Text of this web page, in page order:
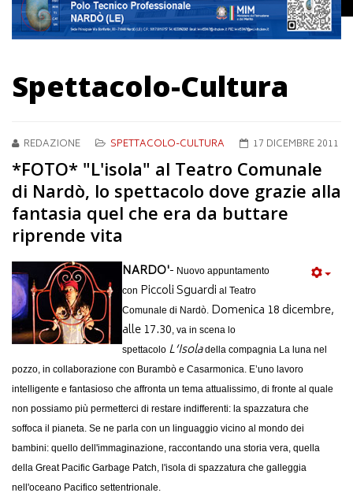
Spettacolo-Cultura
REDAZIONE SPETTACOLO-CULTURA 17 DICEMBRE 2011
*FOTO* "L'isola" al Teatro Comunale
di Nardò, lo spettacolo dove grazie alla
fantasia quel che era da buttare
riprende vita
NARDO'- Nuovo appuntamento
con Piccoli Sguardi al Teatro
Comunale di Nardò. Domenica 18 dicembre,
alle 17.30, va in scena lo
spettacolo L’Isoladella compagnia La luna nel
pozzo, in collaborazione con Burambò e Casarmonica. E’uno lavoro
intelligente e fantasioso che affronta un tema attualissimo, di fronte al quale
non possiamo più permetterci di restare indifferenti: la spazzatura che
soffoca il pianeta. Se ne parla con un linguaggio vicino al mondo dei
bambini: quello dell'immaginazione, raccontando una storia vera, quella
della Great Pacific Garbage Patch, l'isola di spazzatura che galleggia
nell'oceano Pacifico settentrionale.